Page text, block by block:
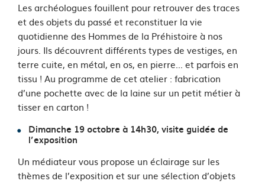
Les archéologues fouillent pour retrouver des traces
et des objets du passé et reconstituer la vie
quotidienne des Hommes de la Préhistoire à nos
jours. Ils découvrent différents types de vestiges, en
terre cuite, en métal, en os, en pierre... et parfois en
tissu ! Au programme de cet atelier : fabrication
d’une pochette avec de la laine sur un petit métier à
tisser en carton !
Dimanche 19 octobre à 14h30, visite guidée de
l’exposition
Un médiateur vous propose un éclairage sur les
thèmes de l’exposition et sur une sélection d’objets